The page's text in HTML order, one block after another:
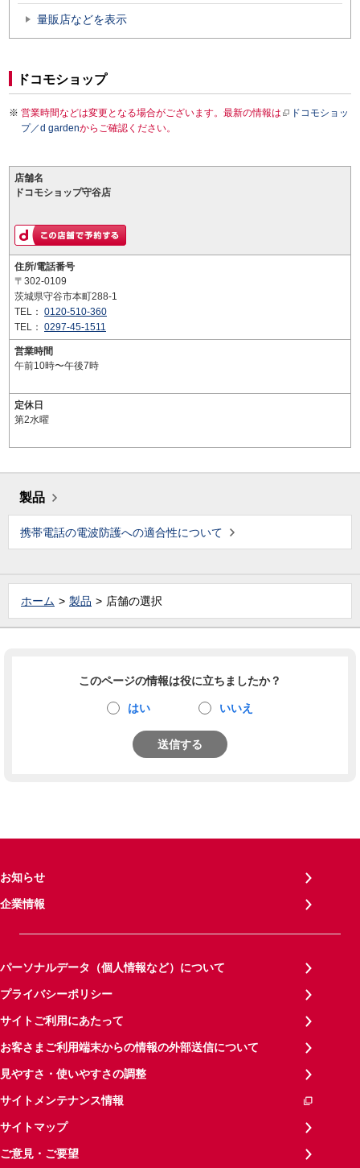
量販店などを表示
ドコモショップ
営業時間などは変更となる場合がございます。最新の情報は
ドコモショッ
プ／d gardenからご確認ください。
店舗名
ドコモショップ守谷店
住所/電話番号
〒302-0109
茨城県守谷市本町288-1
TEL： 0120-510-360
TEL： 0297-45-1511
営業時間
午前10時〜午後7時
定休日
第2水曜
製品
携帯電話の電波防護への適合性について
ホーム 製品 店舗の選択
このページの情報は役に立ちましたか？
はい いいえ
送信する
お知らせ
企業情報
パーソナルデータ（個人情報など）について
プライバシーポリシー
サイトご利用にあたって
お客さまご利用端末からの情報の外部送信について
見やすさ・使いやすさの調整
サイトメンテナンス情報
サイトマップ
ご意見・ご要望